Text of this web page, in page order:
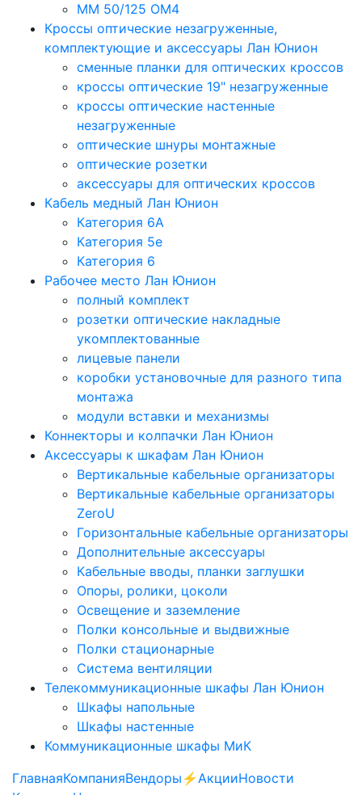
MM 50/125 OM4
Кроссы оптические незагруженные,
комплектующие и аксессуары Лан Юнион
сменные планки для оптических кроссов
кроссы оптические 19" незагруженные
кроссы оптические настенные
незагруженные
оптические шнуры монтажные
оптические розетки
аксессуары для оптических кроссов
Кабель медный Лан Юнион
Категория 6A
Категория 5e
Категория 6
Рабочее место Лан Юнион
полный комплект
розетки оптические накладные
укомплектованные
лицевые панели
коробки установочные для разного типа
монтажа
модули вставки и механизмы
Коннекторы и колпачки Лан Юнион
Аксессуары к шкафам Лан Юнион
Вертикальные кабельные организаторы
Вертикальные кабельные организаторы
ZeroU
Горизонтальные кабельные организаторы
Дополнительные аксессуары
Кабельные вводы, планки заглушки
Опоры, ролики, цоколи
Освещение и заземление
Полки консольные и выдвижные
Полки стационарные
Система вентиляции
Телекоммуникационные шкафы Лан Юнион
Шкафы напольные
Шкафы настенные
Коммуникационные шкафы МиК
ГлавнаяКомпанияВендоры ⚡️АкцииНовости